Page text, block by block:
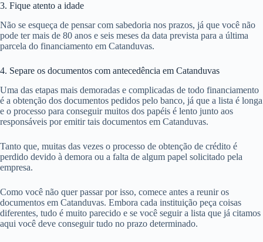
3. Fique atento a idade
Não se esqueça de pensar com sabedoria nos prazos, já que você não
pode ter mais de 80 anos e seis meses da data prevista para a última
parcela do financiamento em Catanduvas.
4. Separe os documentos com antecedência em Catanduvas
Uma das etapas mais demoradas e complicadas de todo financiamento
é a obtenção dos documentos pedidos pelo banco, já que a lista é longa
e o processo para conseguir muitos dos papéis é lento junto aos
responsáveis por emitir tais documentos em Catanduvas.
Tanto que, muitas das vezes o processo de obtenção de crédito é
perdido devido à demora ou a falta de algum papel solicitado pela
empresa.
Como você não quer passar por isso, comece antes a reunir os
documentos em Catanduvas. Embora cada instituição peça coisas
diferentes, tudo é muito parecido e se você seguir a lista que já citamos
aqui você deve conseguir tudo no prazo determinado.